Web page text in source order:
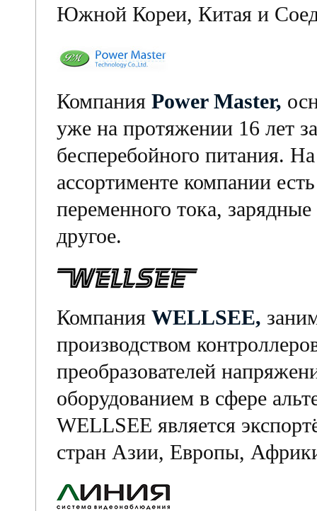
Южной Кореи, Китая и
Компания Power Master,
уже на протяжении 16 лет
бесперебойного питания.
ассортименте компании
переменного тока,
другое.
Компания WELLSEE,
производством
преобразователей
оборудованием в сфере
WELLSEE является
стран Азии, Европы,